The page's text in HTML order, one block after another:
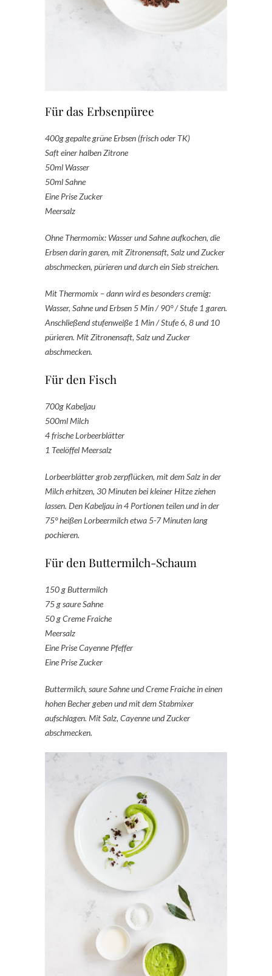
Für das Erbsenpüree
400g gepalte grüne Erbsen (frisch oder TK)
Saft einer halben Zitrone
50ml Wasser
50ml Sahne
Eine Prise Zucker
Meersalz
Ohne Thermomix: Wasser und Sahne aufkochen, die
Erbsen darin garen, mit Zitronensaft, Salz und Zucker
abschmecken, pürieren und durch ein Sieb streichen.
Mit Thermomix – dann wird es besonders cremig:
Wasser, Sahne und Erbsen 5 Min / 90° / Stufe 1 garen.
Anschließend stufenweiße 1 Min / Stufe 6, 8 und 10
pürieren. Mit Zitronensaft, Salz und Zucker
abschmecken.
Für den Fisch
700g Kabeljau
500ml Milch
4 frische Lorbeerblätter
1 Teelöffel Meersalz
Lorbeerblätter grob zerpflücken, mit dem Salz in der
Milch erhitzen, 30 Minuten bei kleiner Hitze ziehen
lassen. Den Kabeljau in 4 Portionen teilen und in der
75° heißen Lorbeermilch etwa 5-7 Minuten lang
pochieren.
Für den Buttermilch-Schaum
150 g Buttermilch
75 g saure Sahne
50 g Creme Fraiche
Meersalz
Eine Prise Cayenne Pfeffer
Eine Prise Zucker
Buttermilch, saure Sahne und Creme Fraiche in einen
hohen Becher geben und mit dem Stabmixer
aufschlagen. Mit Salz, Cayenne und Zucker
abschmecken.